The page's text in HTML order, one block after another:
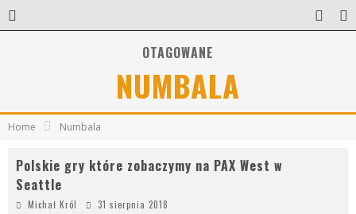
OTAGOWANE
NUMBALA
Home Numbala
Polskie gry które zobaczymy na PAX West w
Seattle
Michał Król 31 sierpnia 2018